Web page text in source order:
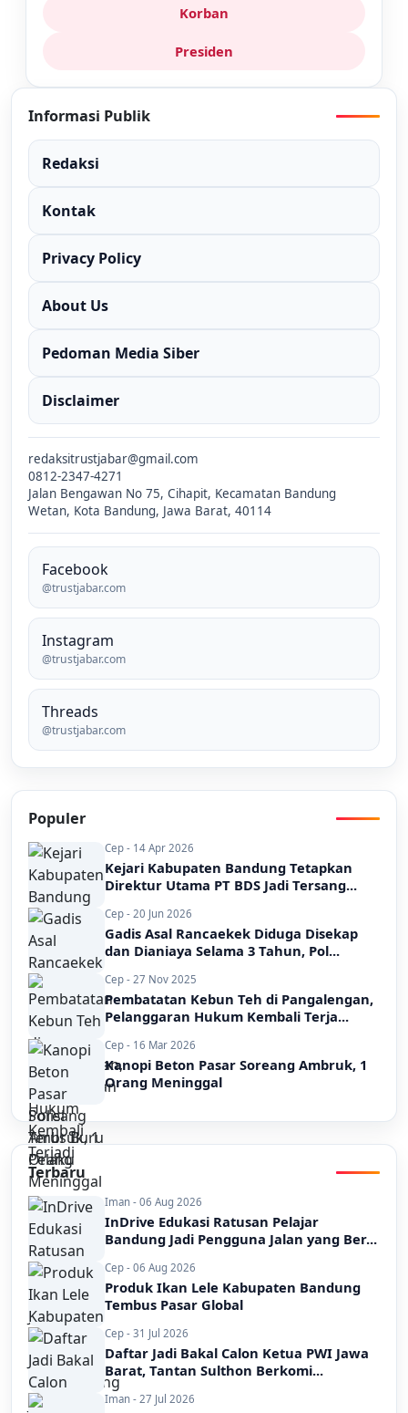
Korban
Presiden
Informasi Publik
Redaksi
Kontak
Privacy Policy
About Us
Pedoman Media Siber
Disclaimer
redaksitrustjabar@gmail.com
0812-2347-4271
Jalan Bengawan No 75, Cihapit, Kecamatan Bandung
Wetan, Kota Bandung, Jawa Barat, 40114
Facebook
@trustjabar.com
Instagram
@trustjabar.com
Threads
@trustjabar.com
Populer
Cep - 14 Apr 2026
Kejari Kabupaten Bandung Tetapkan
Direktur Utama PT BDS Jadi Tersang...
Cep - 20 Jun 2026
Gadis Asal Rancaekek Diduga Disekap
dan Dianiaya Selama 3 Tahun, Pol...
Cep - 27 Nov 2025
Pembatatan Kebun Teh di Pangalengan,
Pelanggaran Hukum Kembali Terja...
Cep - 16 Mar 2026
Kanopi Beton Pasar Soreang Ambruk, 1
Orang Meninggal
Terbaru
Iman - 06 Aug 2026
InDrive Edukasi Ratusan Pelajar
Bandung Jadi Pengguna Jalan yang Ber...
Cep - 06 Aug 2026
Produk Ikan Lele Kabupaten Bandung
Tembus Pasar Global
Cep - 31 Jul 2026
Daftar Jadi Bakal Calon Ketua PWI Jawa
Barat, Tantan Sulthon Berkomi...
Iman - 27 Jul 2026